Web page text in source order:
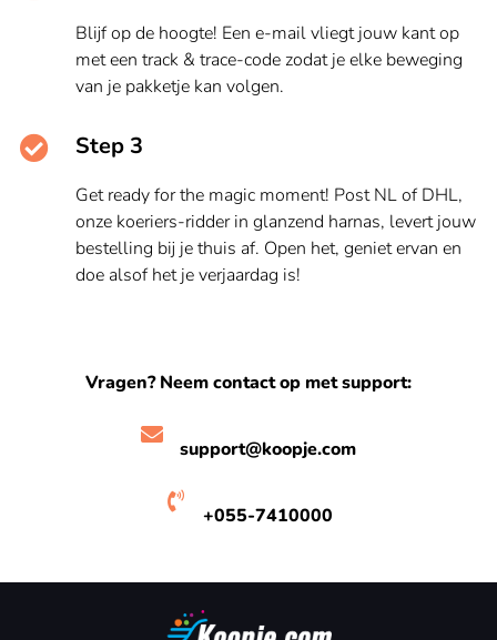
Blijf op de hoogte! Een e-mail vliegt jouw kant op
met een track & trace-code zodat je elke beweging
van je pakketje kan volgen.
Step 3
Get ready for the magic moment! Post NL of DHL,
onze koeriers-ridder in glanzend harnas, levert jouw
bestelling bij je thuis af. Open het, geniet ervan en
doe alsof het je verjaardag is!
Vragen? Neem contact op met support:
support@koopje.com
+055-7410000